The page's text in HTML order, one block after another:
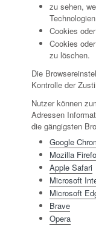
zu sehen,
Cookies
Cookies
zu löschen.
Die
Kontrolle der
Nutzer können
Adressen
die gängigsten
Google
Mozilla
Apple Safari
Microsoft
Microsoft
Brave
Opera